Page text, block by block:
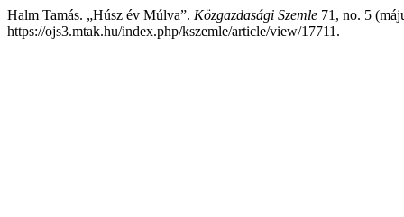
Halm Tamás. „Húsz év Múlva”. Közgazdasági Szemle 71, no. 5
https://ojs3.mtak.hu/index.php/kszemle/article/view/17711.